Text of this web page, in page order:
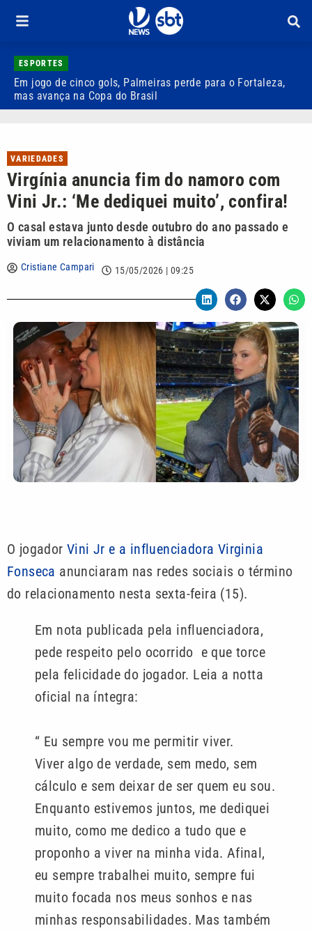
ESPORTES
Em jogo de cinco gols, Palmeiras perde para o Fortaleza,
mas avança na Copa do Brasil
VARIEDADES
Virgínia anuncia fim do namoro com
Vini Jr.: ‘Me dediquei muito’, confira!
O casal estava junto desde outubro do ano passado e
viviam um relacionamento à distância
Cristiane Campari 15/05/2026 | 09:25
O jogador Vini Jr e a influenciadora Virginia
Fonseca anunciaram nas redes sociais o término
do relacionamento nesta sexta-feira (15).
Em nota publicada pela influenciadora,
pede respeito pelo ocorrido e que torce
pela felicidade do jogador. Leia a notta
oficial na íntegra:
“ Eu sempre vou me permitir viver.
Viver algo de verdade, sem medo, sem
cálculo e sem deixar de ser quem eu sou.
Enquanto estivemos juntos, me dediquei
muito, como me dedico a tudo que e
proponho a viver na minha vida. Afinal,
eu sempre trabalhei muito, sempre fui
muito focada nos meus sonhos e nas
minhas responsabilidades. Mas também